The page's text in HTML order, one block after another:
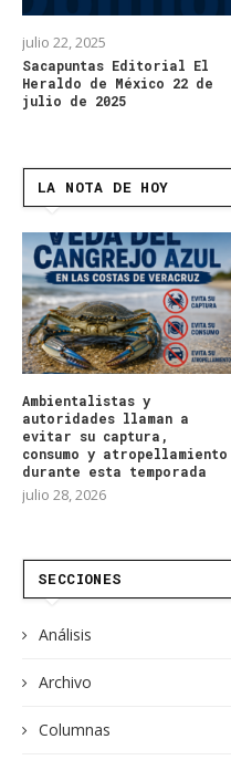
julio 22, 2025
Sacapuntas Editorial El
Heraldo de México 22 de
julio de 2025
LA NOTA DE HOY
Ambientalistas y
autoridades llaman a
evitar su captura,
consumo y atropellamiento
durante esta temporada
julio 28, 2026
SECCIONES
Análisis
Archivo
Columnas